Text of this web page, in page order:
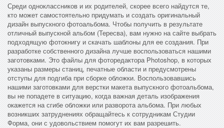
Среди одноклассников и их родителей, скорее всего найдутся те,
кто может самостоятельно придумать и создать оригинальный
дизайн выпускного фотоальбома. Чтобы получить в результате
отличный выпускной альбом (Тересва), вам нужно на сайте выбрать
подходящую фотокнигу и скачать шаблоны для ее создания. При
разработке собственного дизайна лучше воспользоваться нашими
заготовками. Это файлы для фоторедактора Photoshop, в которых
указаны размеры станиц, печатные области и предусмотрены
отступы для подгиба при сборке обложки. Воспользовавшись
нашими заготовками для верстки макета выпускного фотоальбома,
вы не попадете в ситуацию, когда важная деталь изображения
окажется на сгибе обложки или разворота альбома. При любых
возникших затруднениях обращайтесь к сотрудникам Студии
Форма, они с удовольствием помогут их вам разрешить.